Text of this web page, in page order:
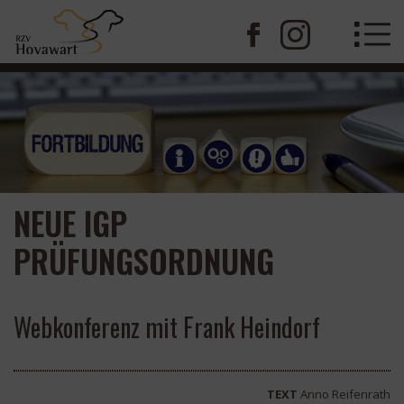
NEUE IGP
PRÜFUNGSORDNUNG
Webkonferenz mit Frank Heindorf
TEXT Anno Reifenrath